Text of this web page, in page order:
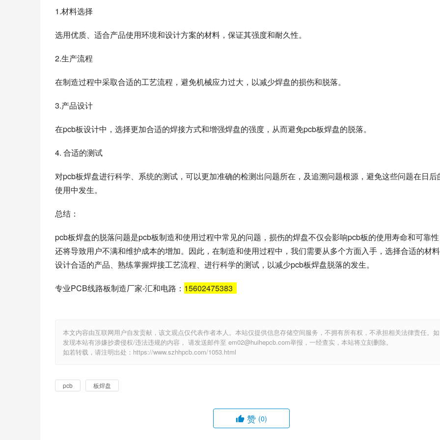
1.材料选择
选用优质、适合产品使用环境和设计方案的材料，保证其强度和耐久性。
2.生产流程
在制造过程中采取合适的工艺流程，避免机械应力过大，以减少焊盘的损伤和脱落。
3.产品设计
在pcb板设计中，选择更加合适的焊接方式和增强焊盘的强度，从而避免pcb板焊盘的脱落。
4. 合适的测试
对pcb板焊盘进行科学、系统的测试，可以更加准确的检测出问题所在，及追溯问题根源，避免这些问题在日后
使用中发生。
总结：
pcb板焊盘的脱落问题是pcb板制造和使用过程中常见的问题，损伤的焊盘不仅会影响pcb板的使用寿命和可靠
还将导致用户不满和维护成本的增加。因此，在制造和使用过程中，我们需要从多个方面入手，选择合适的材
设计合适的产品、熟练掌握焊接工艺流程、进行科学的测试，以减少pcb板焊盘脱落的发生。
专业PCB线路板制造厂家-汇和电路： 15602475383
本文内容由互联网用户自发贡献，该文观点仅代表作者本人。本站仅提供信息存储空间服务，不拥有所有权，不承担相关法律责任。如
发现本站有涉嫌抄袭侵权/违法违规的内容， 请发送邮件至 em02@huihepcb.com举报，一经查实，本站将立刻删除。
如若转载，请注明出处：https://www.szhhpcb.com/1053.html
pcb 板焊盘
赞 (0)